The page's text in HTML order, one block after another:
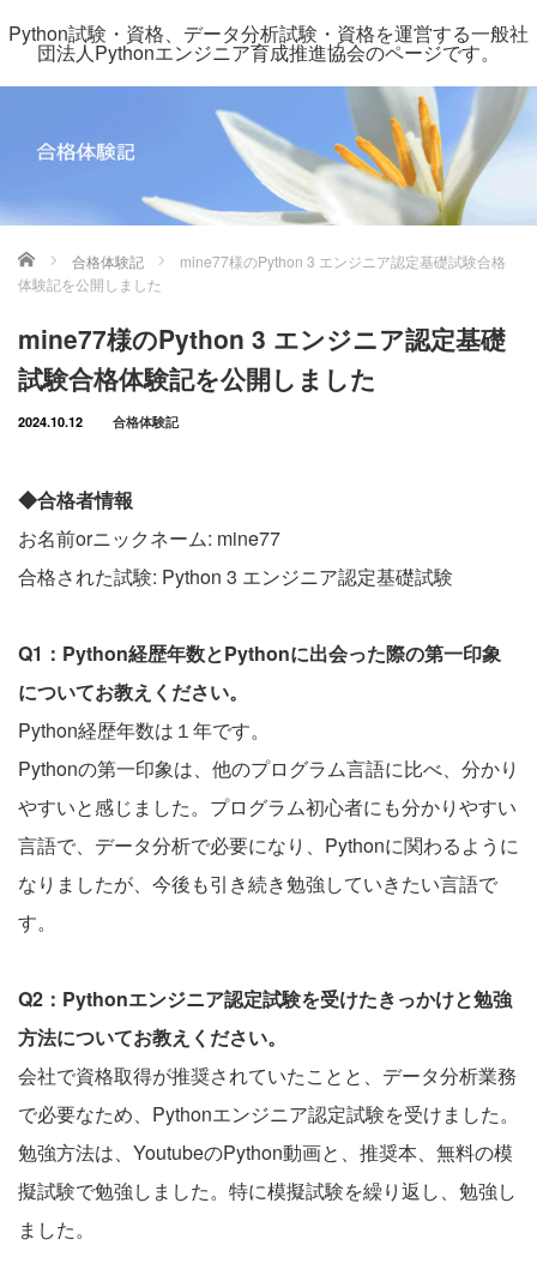
Python試験・資格、データ分析試験・資格を運営する一般社
団法人Pythonエンジニア育成推進協会のページです。
ホーム 合格体験記
mine77様のPython 3 エンジニア認定基礎試験合格
体験記を公開しました
mine77様のPython 3 エンジニア認定基礎
試験合格体験記を公開しました
2024.10.12 合格体験記
◆合格者情報
お名前orニックネーム: mine77
合格された試験: Python 3 エンジニア認定基礎試験
Q1：Python経歴年数とPythonに出会った際の第一印象
についてお教えください。
Python経歴年数は１年です。
Pythonの第一印象は、他のプログラム言語に比べ、分かり
やすいと感じました。プログラム初心者にも分かりやすい
言語で、データ分析で必要になり、Pythonに関わるように
なりましたが、今後も引き続き勉強していきたい言語で
す。
Q2：Pythonエンジニア認定試験を受けたきっかけと勉強
方法についてお教えください。
会社で資格取得が推奨されていたことと、データ分析業務
で必要なため、Pythonエンジニア認定試験を受けました。
勉強方法は、YoutubeのPython動画と、推奨本、無料の模
擬試験で勉強しました。特に模擬試験を繰り返し、勉強し
ました。